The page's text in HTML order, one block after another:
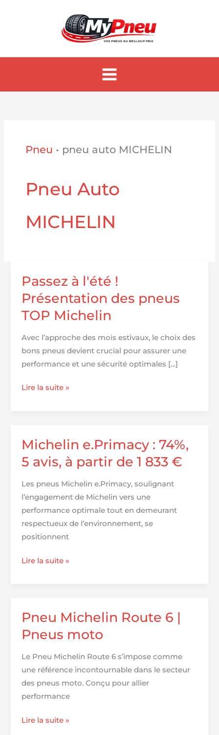
Pneu • pneu auto MICHELIN
Pneu Auto
MICHELIN
Passez à l'été !
Présentation des pneus
TOP Michelin
Avec l’approche des mois estivaux, le choix des
bons pneus devient crucial pour assurer une
performance et une sécurité optimales […]
Passez
Présentation
pneus
TOP
Michelin
Lire la suite »
Michelin e.Primacy : 74%,
5 avis, à partir de 1 833 €
Les pneus Michelin e.Primacy, soulignant
l’engagement de Michelin vers une
performance optimale tout en demeurant
respectueux de l’environnement, se
positionnent
Michelin
5
à
partir
1 833
Lire la suite »
Pneu Michelin Route 6 |
Pneus moto
Le Pneu Michelin Route 6 s’impose comme
une référence incontournable dans le secteur
des pneus moto. Conçu pour allier
performance
Pneu
Lire la suite »